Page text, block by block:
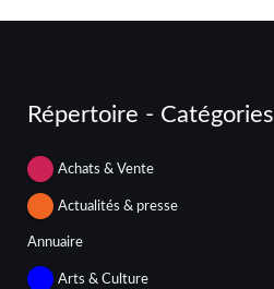
Répertoire - Catégories
Achats & Vente
Actualités & presse
Annuaire
Arts & Culture